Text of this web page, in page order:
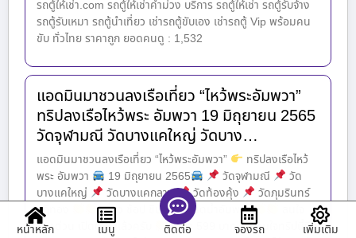
รถตู้ให้เช่า.com รถตู้ให้เช่าคำม่วง บริการ รถตู้ให้เช่า รถตู้รับจ้าง
รถตู้รับเหมา รถตู้นำเที่ยว เช่ารถตู้ขับเอง เช่ารถตู้ Vip พร้อมคน
ขับ ทั่วไทย ราคาถูก ยอดคนดู : 1,532
แอดมินมาชวนลงเรือเที่ยว “ไหว้พระอัมพวา”
ทริปลงเรือไหว้พระ อัมพวา 19 มิถุยายน 2565
วัดจุฬามณี วัดบางแคใหญ่ วัดบาง…
แอดมินมาชวนลงเรือเที่ยว “ไหว้พระอัมพวา”
ทริปลงเรือไหว้
พระ อัมพวา
19 มิถุยายน 2565 วัดจุฬามณี
วัด
บางแคใหญ่
วัดบางแคกลาง วัดท้องคุ้ง
วัดภุมรินทร์
กุฏิทอง
เที่ยว ช้อป ชิม ชิล ตลาดน้ำอัมพวา
จองด่วน เปิดตู้ 2 แล้วครับ
ราคา 599 บาท
สนใจทริปนี้รีบ
หน้าหลัก เมนู ติดต่อ จองรถ เพิ่มเติม